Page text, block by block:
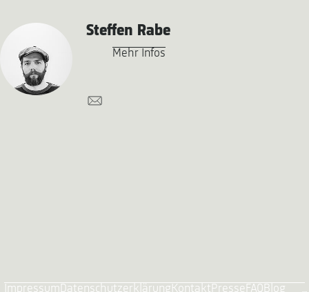
Steffen Rabe
Mehr Infos
Impressum Datenschutzerklärung Kontakt Presse FAQ Blog